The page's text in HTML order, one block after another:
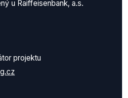
u Raiffeisenbank, a.s.
projektu